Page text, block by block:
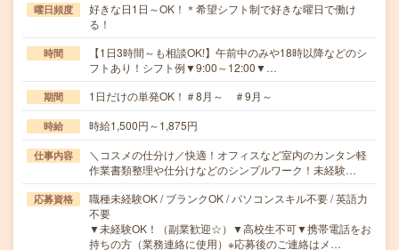
曜日頻度
好きな日1日～OK！＊希望シフト制で好きな曜日で働け
る！
時間
【1日3時間～も相談OK!】午前中のみや18時以降などのシ
フトあり！シフト例▼9:00～12:00▼…
期間 1日だけの単発OK！＃8月～ ＃9月～
時給 時給1,500円～1,875円
仕事内容
＼コスメの仕分け／快適！オフィスなど室内のカンタン軽
作業書類整理や仕分けなどのシンプルワーク！未経験…
応募資格
職種未経験OK / ブランクOK / パソコンスキル不要 / 英語力
不要
▼未経験OK！（副業歓迎☆）▼高校生不可▼携帯電話をお
持ちの方（業務連絡に使用）※応募後のご連絡はメ…